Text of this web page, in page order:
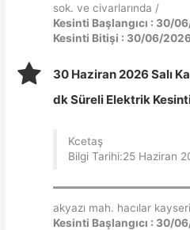
sok. ve civarlarında /
Kesinti Başlangıcı : 30/
Kesinti Bitişi : 30/06/
30 Haziran 2026 Salı
dk Süreli Elektrik
Kcetaş
Bilgi Tarihi:25 Haziran
akyazı mah. hacılar kayseri
Kesinti Başlangıcı : 30/